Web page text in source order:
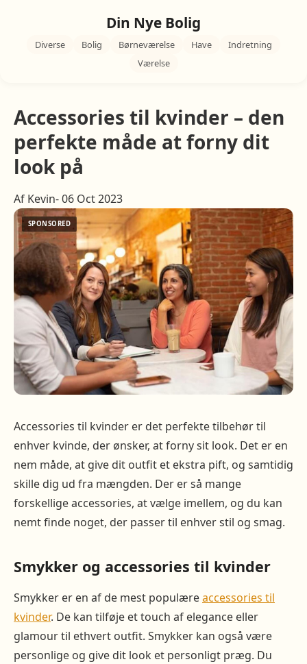
Din Nye Bolig
Diverse Bolig Børneværelse Have
Indretning
Værelse
Accessories til kvinder – den
perfekte måde at forny dit
look på
Af Kevin- 06 Oct 2023
Accessories til kvinder er det perfekte tilbehør til
enhver kvinde, der ønsker, at forny sit look. Det er en
nem måde, at give dit outfit et ekstra pift, og samtidig
skille dig ud fra mængden. Der er så mange
forskellige accessories, at vælge imellem, og du kan
nemt finde noget, der passer til enhver stil og smag.
Smykker og accessories til kvinder
Smykker er en af de mest populæreaccessories til
kvinder. De kan tilføje et touch af elegance eller
glamour til ethvert outfit. Smykker kan også være
personlige og give dit look et personligt præg. Du